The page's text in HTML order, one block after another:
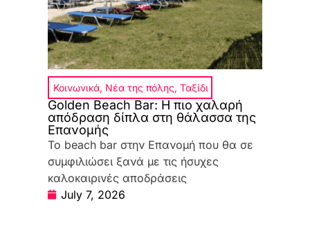
Κοινωνικά, Νέα της πόλης, Ταξίδι
Golden Beach Bar: Η πιο χαλαρή
απόδραση δίπλα στη θάλασσα της
Επανομής
Το beach bar στην Επανομή που θα σε
συμφιλιώσει ξανά με τις ήσυχες
καλοκαιρινές αποδράσεις
July 7, 2026